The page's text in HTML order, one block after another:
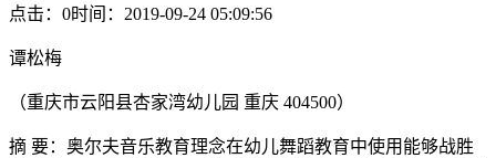
点击：0时间：2019-09-24 05:09:56
谭松梅
（重庆市云阳县杏家湾幼儿园 重庆 404500）
摘 要：奥尔夫音乐教育理念在幼儿舞蹈教育中使用能够战胜